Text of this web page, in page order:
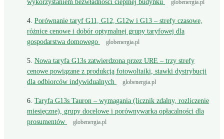
wykorzystaniem bezwładności cieplnej budynku globenergia.pl
Porównanie taryf G11, G12, G12w i G13 – strefy czasowe,
różnice cenowe i dobór optymalnej grupy taryfowej dla
gospodarstwa domowego
globenergia.pl
Nowa taryfa G13s zatwierdzona przez URE – trzy strefy
cenowe powiązane z produkcją fotowoltaiki, stawki dystrybucji
dla odbiorców indywidualnych
globenergia.pl
Taryfa G13s Tauron – wymagania (licznik zdalny, rozliczenie
miesięczne), grupy docelowe i porównywarka opłacalności dla
prosumentów
globenergia.pl